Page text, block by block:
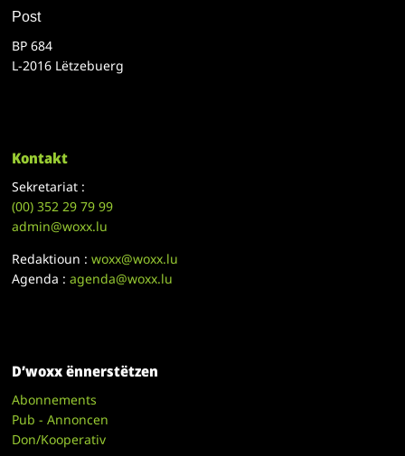
Post
BP 684
L-2016 Lëtzebuerg
Kontakt
Sekretariat :
(00)352 29 79 99
admin@woxx.lu
Redaktioun :woxx@woxx.lu
Agenda :agenda@woxx.lu
D’woxx ënnerstëtzen
Abonnements
Pub - Annoncen
Don/Kooperativ